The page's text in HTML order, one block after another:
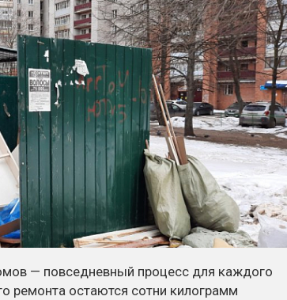
— повседневный процесс для каждого
ремонта остаются сотни килограмм